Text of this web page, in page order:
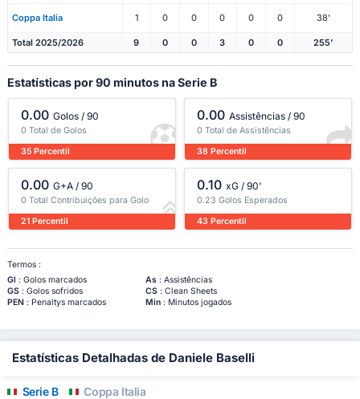
Coppa Italia 1 0 0 0 0 0 38'
Total 2025/2026 9 0 0 3 0 0 255'
Estatísticas por 90 minutos na Serie B
0.00 Golos / 90
0 Total de Golos
35 Percentil
0.00 Assistências / 90
0 Total de Assistências
38 Percentil
0.00 G+A / 90
0 Total Contribuições para Golo
21 Percentil
0.10 xG / 90'
0.23 Golos Esperados
43 Percentil
Termos :
Gl : Golos marcados As: Assistências
GS: Golos sofridos CS: Clean Sheets
PEN: Penaltys marcados Min: Minutos jogados
Estatísticas Detalhadas de Daniele Baselli
Serie B Coppa Italia